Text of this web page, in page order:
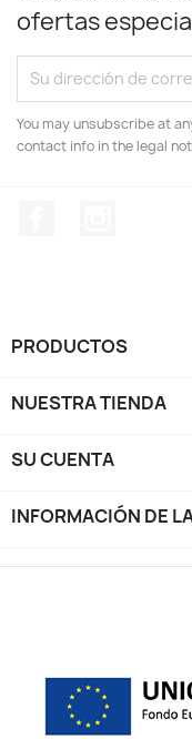
ofertas
You may unsubscribe at
contact info in the legal
PRODUCTOS
NUESTRA TIENDA
SU CUENTA
INFORMACIÓN DE